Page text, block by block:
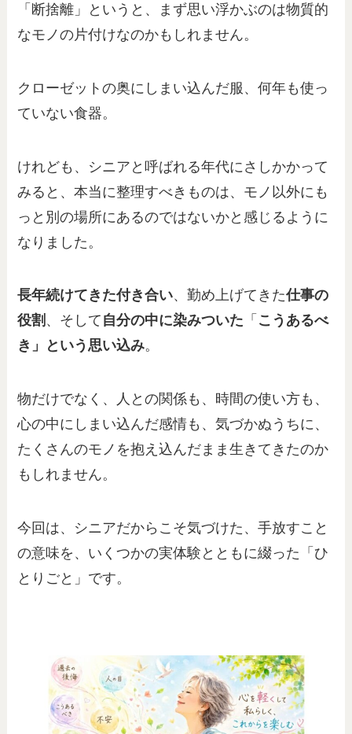
「断捨離」というと、まず思い浮かぶのは物質的
なモノの片付けなのかもしれません。
クローゼットの奥にしまい込んだ服、何年も使っ
ていない食器。
けれども、シニアと呼ばれる年代にさしかかって
みると、本当に整理すべきものは、モノ以外にも
っと別の場所にあるのではないかと感じるように
なりました。
長年続けてきた付き合い、勤め上げてきた仕事の
役割 、そして 自分の中に染みついた 「 こうあるべ
き」という思い込み。
物だけでなく、人との関係も、時間の使い方も、
心の中にしまい込んだ感情も、気づかぬうちに、
たくさんのモノを抱え込んだまま生きてきたのか
もしれません。
今回は、シニアだからこそ気づけた、手放すこと
の意味を、いくつかの実体験とともに綴った「ひ
とりごと」です。